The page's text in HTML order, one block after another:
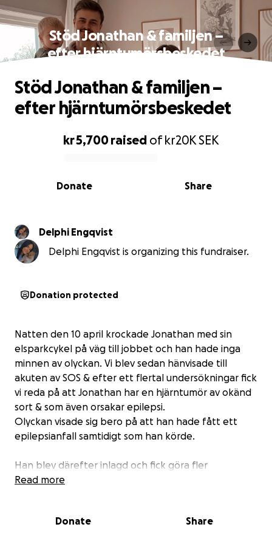
Stöd Jonathan & familjen –
efter hjärntumörsbeskedet
0% complete
kr 5,700 raised ofkr20KSEK
Share
Donate
Stöd Jonathan & familjen –
efter hjärntumörsbeskedet
Delphi Engqvist
Delphi Engqvist is organizing this fundraiser.
Donation protected
Natten den 10 april krockade Jonathan med sin
elsparkcykel på väg till jobbet och han hade inga
minnen av olyckan. Vi blev sedan hänvisade till
akuten av SOS & efter ett flertal undersökningar fick
vi reda på att Jonathan har en hjärntumör av okänd
sort & som även orsakar epilepsi.
Olyckan visade sig bero på att han hade fått ett
epilepsianfall samtidigt som han körde.
Han blev därefter inlagd och fick göra fler
undersökningar och påbörja sin medicinering.
får en snabb och effektiv utredning och
Read more
Donate Share